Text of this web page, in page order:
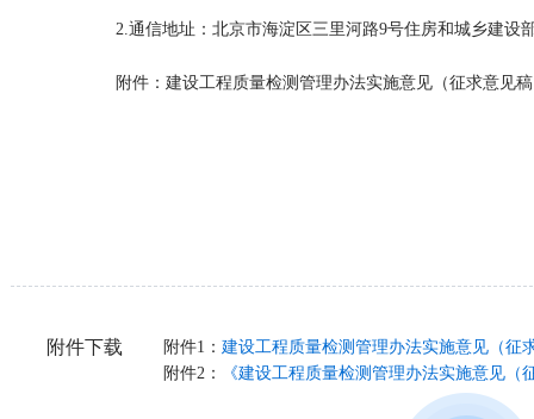
2.通信地址：北京市海淀区三里河路9号住房和城乡建设部
附件：建设工程质量检测管理办法实施意见（征求意见
附件下载 附件1： 建设工程质量检测管理办法实施意见（征
附件2：
《建设工程质量检测管理办法实施意见（